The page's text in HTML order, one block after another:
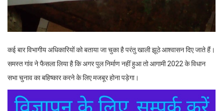
कई बार विभागीय अधिकारियों को बताया जा चुका है परंतु खाली झूठे आश्वासन दिए जाते हैं।
समस्त गांव ने फैसला लिया है कि अगर पुल निर्माण नहीं हुआ तो आगामी 2022 के विधान
सभा चुनाव का बहिष्कार करने के लिए मजबूर होना पड़ेगा।